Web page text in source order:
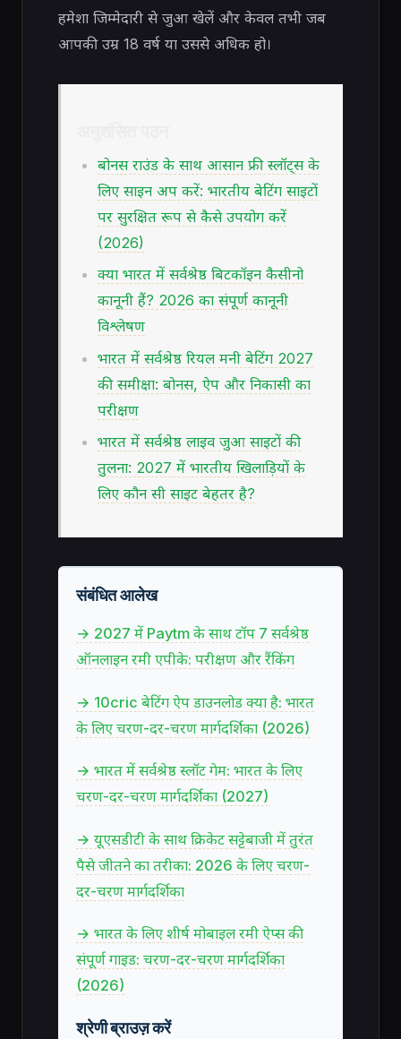
हमेशा जिम्मेदारी से जुआ खेलें और केवल तभी जब
आपकी उम्र 18 वर्ष या उससे अधिक हो।
बोनस राउंड के साथ आसान फ्री स्लॉट्स के
लिए साइन अप करें: भारतीय बेटिंग साइटों
पर सुरक्षित रूप से कैसे उपयोग करें
(2026)
क्या भारत में सर्वश्रेष्ठ बिटकॉइन कैसीनो
कानूनी हैं? 2026 का संपूर्ण कानूनी
विश्लेषण
भारत में सर्वश्रेष्ठ रियल मनी बेटिंग 2027
की समीक्षा: बोनस, ऐप और निकासी का
परीक्षण
भारत में सर्वश्रेष्ठ लाइव जुआ साइटों की
तुलना: 2027 में भारतीय खिलाड़ियों के
लिए कौन सी साइट बेहतर है?
संबंधित आलेख
→ 2027 में Paytm के साथ टॉप 7 सर्वश्रेष्ठ
ऑनलाइन रमी एपीके: परीक्षण और रैंकिंग
→ 10cric बेटिंग ऐप डाउनलोड क्या है: भारत
के लिए चरण-दर-चरण मार्गदर्शिका (2026)
→ भारत में सर्वश्रेष्ठ स्लॉट गेम: भारत के लिए
चरण-दर-चरण मार्गदर्शिका (2027)
→ यूएसडीटी के साथ क्रिकेट सट्टेबाजी में तुरंत
पैसे जीतने का तरीका: 2026 के लिए चरण-
दर-चरण मार्गदर्शिका
→ भारत के लिए शीर्ष मोबाइल रमी ऐप्स की
संपूर्ण गाइड: चरण-दर-चरण मार्गदर्शिका
(2026)
श्रेणी ब्राउज़ करें